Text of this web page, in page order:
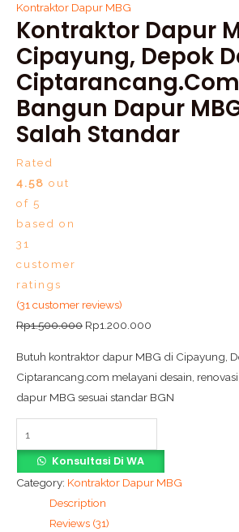
Kontraktor Dapur MBG
Kontraktor Dapur
Cipayung, Depok
Bangun Dapur
Salah Standar
Rated
4.58 out
of 5
based on
31
customer
ratings
(31 customer reviews)
Rp1.500.000 Rp1.200.000
Butuh kontraktor dapur MBG di Cipayung,
Ciptarancang.com melayani desain,
dapur MBG sesuai standar BGN
Konsultasi Di WA
Category: Kontraktor Dapur MBG
Description
Reviews (31)